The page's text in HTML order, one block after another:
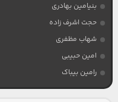
بنیامین بهادری
حجت اشرف زاده
شهاب مظفری
امین حبیبی
رامین بیباک